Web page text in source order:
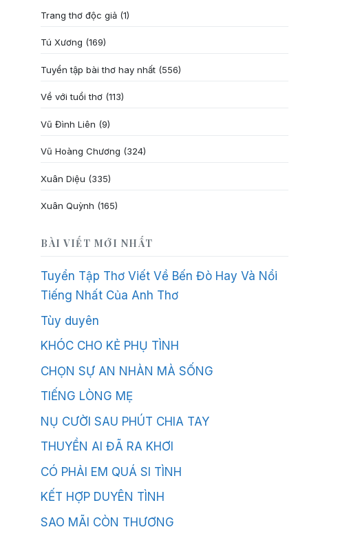
Trang thơ độc giả (1)
Tú Xương (169)
Tuyển tập bài thơ hay nhất (556)
Về với tuổi thơ (113)
Vũ Đình Liên (9)
Vũ Hoàng Chương (324)
Xuân Diệu (335)
Xuân Quỳnh (165)
BÀI VIẾT MỚI NHẤT
Tuyển Tập Thơ Viết Về Bến Đò Hay Và Nổi
Tiếng Nhất Của Anh Thơ
Tùy duyên
KHÓC CHO KẺ PHỤ TÌNH
CHỌN SỰ AN NHÀN MÀ SỐNG
TIẾNG LÒNG MẸ
NỤ CƯỜI SAU PHÚT CHIA TAY
THUYỀN AI ĐÃ RA KHƠI
CÓ PHẢI EM QUÁ SI TÌNH
KẾT HỢP DUYÊN TÌNH
SAO MÃI CÒN THƯƠNG